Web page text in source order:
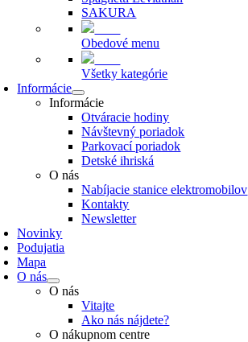
SAKURA
Obedové menu
Všetky kategórie
Informácie
Informácie
Otváracie hodiny
Návštevný poriadok
Parkovací poriadok
Detské ihriská
O nás
Nabíjacie stanice elektromobilov
Kontakty
Newsletter
Novinky
Podujatia
Mapa
O nás
O nás
Vitajte
Ako nás nájdete?
O nákupnom centre